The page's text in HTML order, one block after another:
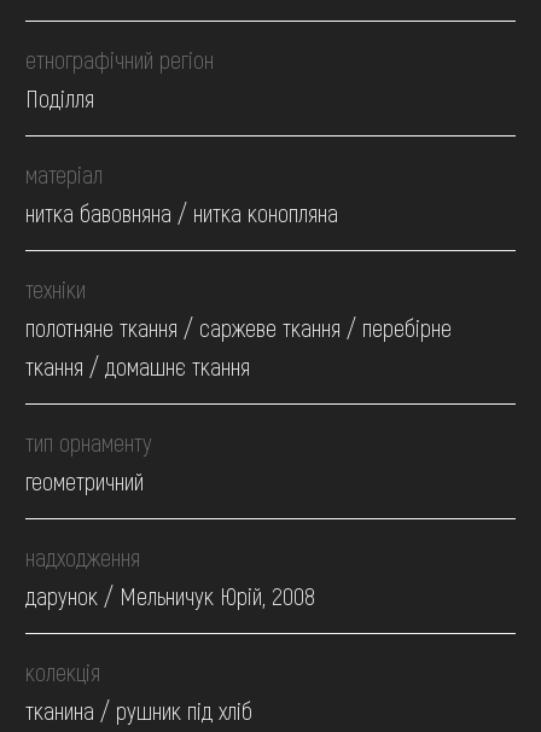
етнографічний регіон
Поділля
матеріал
нитка бавовняна / нитка конопляна
техніки
полотняне ткання / саржеве ткання / перебірне
ткання / домашнє ткання
тип орнаменту
геометричний
надходження
дарунок / Мельничук Юрій, 2008
колекція
тканина / рушник під хліб